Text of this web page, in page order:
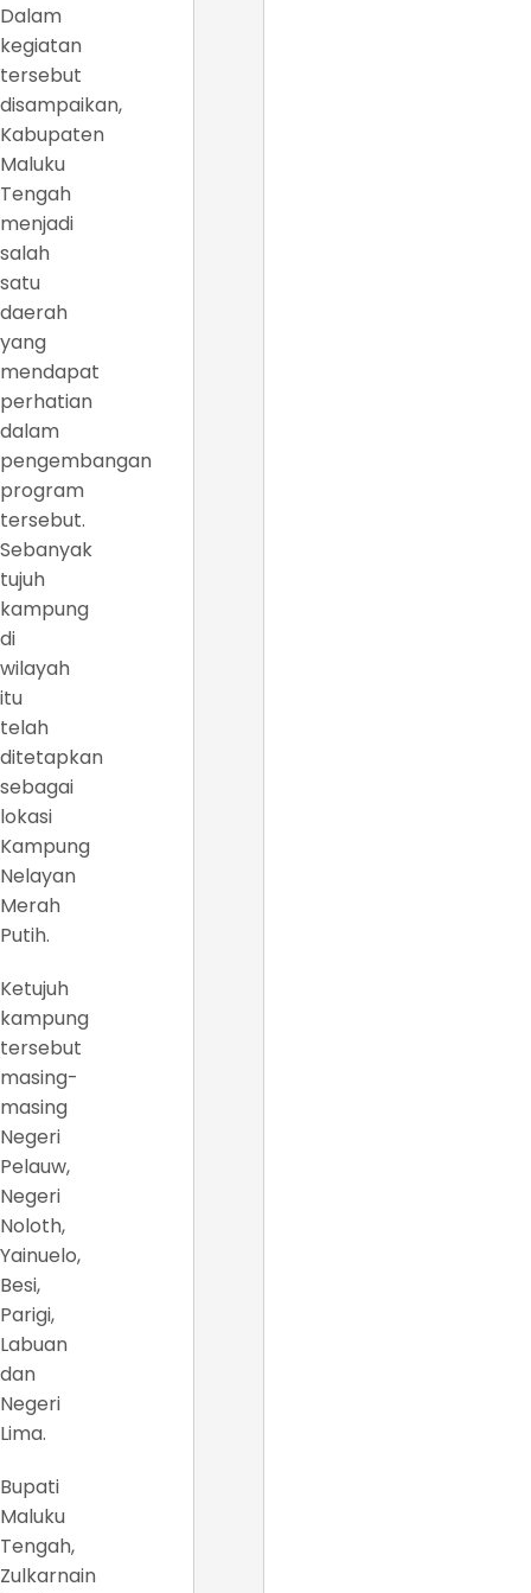
Dalam
kegiatan
tersebut
disampaikan,
Kabupaten
Maluku
Tengah
menjadi
salah
satu
daerah
yang
mendapat
perhatian
dalam
pengembangan
program
tersebut.
Sebanyak
tujuh
kampung
di
wilayah
itu
telah
ditetapkan
sebagai
lokasi
Kampung
Nelayan
Merah
Putih.
Ketujuh
kampung
tersebut
masing-
masing
Negeri
Pelauw,
Negeri
Noloth,
Yainuelo,
Besi,
Parigi,
Labuan
dan
Negeri
Lima.
Bupati
Maluku
Tengah,
Zulkarnain